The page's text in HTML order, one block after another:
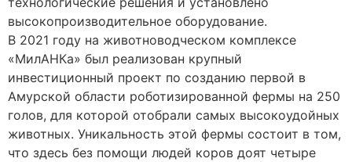
высокопроизводительное оборудование.
В 2021 году на животноводческом комплексе
«МилАНКа» был реализован крупный
инвестиционный проект по созданию первой в
Амурской области роботизированной фермы на 250
голов, для которой отобрали самых высокоудойных
животных. Уникальность этой фермы состоит в том,
что здесь без помощи людей коров доят четыре